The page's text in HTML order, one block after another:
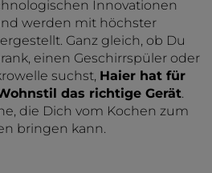
Innovationen
werden mit höchster
Ganz gleich, ob Du
einen Geschirrspüler oder
suchst, Haier hat für
das richtige Gerät.
die Dich vom Kochen zum
bringen kann.